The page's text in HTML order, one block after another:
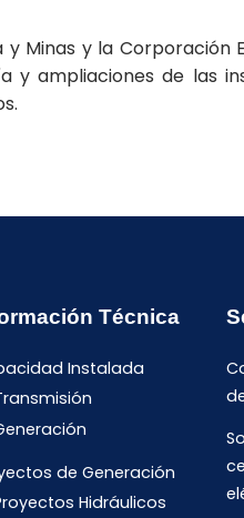
Minas y la Corporación
y ampliaciones de las
Técnica
Instalada
de Generación
Hidráulicos